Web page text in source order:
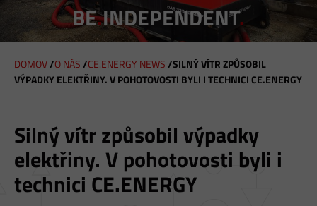
BE.INDEPENDENT.
N
C
H
Á
D
DOMOV/O NÁS/CE.ENERGY NEWS/SILNÝ VÍTR ZPŮSOBIL
VÝPADKY ELEKTŘINY. V POHOTOVOSTI BYLI I TECHNICI CE.ENERGY
Silný vítr způsobil výpadky
elektřiny. V pohotovosti byli i
technici CE.ENERGY